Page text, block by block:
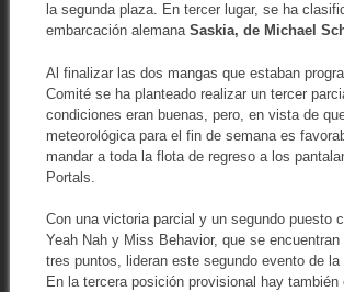
la segunda plaza. En tercer lugar, se ha
embarcación alemana Saskia, de Michael
Al finalizar las dos mangas que estaban
Comité se ha planteado realizar un tercer
condiciones eran buenas, pero, en vista de
meteorológica para el fin de semana es
mandar a toda la flota de regreso a los
Portals.
Con una victoria parcial y un segundo puesto
Yeah Nah y Miss Behavior, que se
tres puntos, lideran este segundo evento de la
En la tercera posición provisional hay también